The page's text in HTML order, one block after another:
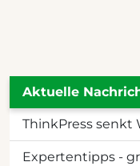
Aktuelle
ThinkPress senkt
Expertentipps -